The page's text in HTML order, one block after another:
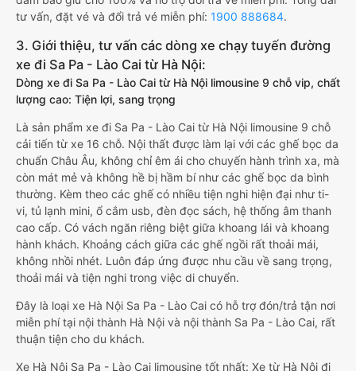
tư vấn, đặt vé và đổi trả vé miễn phí: 1900 888684.
3. Giới thiệu, tư vấn các dòng xe chạy tuyến đường
xe đi Sa Pa - Lào Cai từ Hà Nội:
Dòng xe đi Sa Pa - Lào Cai từ Hà Nội limousine 9 chỗ vip, chất
lượng cao: Tiện lợi, sang trọng
Là sản phẩm xe đi Sa Pa - Lào Cai từ Hà Nội limousine 9 chỗ
cải tiến từ xe 16 chỗ. Nội thất được làm lại với các ghế bọc da
chuẩn Châu Âu, không chỉ êm ái cho chuyến hành trình xa, mà
còn mát mẻ và không hề bị hầm bí như các ghế bọc da bình
thường. Kèm theo các ghế có nhiều tiện nghi hiện đại như ti-
vi, tủ lạnh mini, ổ cắm usb, đèn đọc sách, hệ thống âm thanh
cao cấp. Có vách ngăn riêng biệt giữa khoang lái và khoang
hành khách. Khoảng cách giữa các ghế ngồi rất thoải mái,
không nhồi nhét. Luôn đáp ứng được nhu cầu về sang trọng,
thoải mái và tiện nghi trong việc di chuyển.
Đây là loại xe Hà Nội Sa Pa - Lào Cai có hỗ trợ đón/trả tận nơi
miễn phí tại nội thành Hà Nội và nội thành Sa Pa - Lào Cai, rất
thuận tiện cho du khách.
Xe Hà Nội Sa Pa - Lào Cai limousine tốt nhất: Xe từ Hà Nội đi